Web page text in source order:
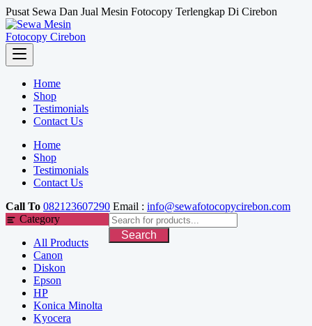
Skip
to
content
Pusat Sewa Dan Jual Mesin Fotocopy Terlengkap Di Cirebon
Home
Shop
Testimonials
Contact Us
Home
Shop
Testimonials
Contact Us
Call To 082123607290 Email : info@sewafotocopycirebon.com
Category
All Products
Canon
Diskon
Epson
HP
Konica Minolta
Kyocera
Search